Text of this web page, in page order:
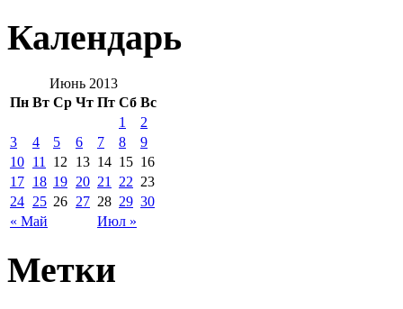
Календарь
Июнь 2013
Пн Вт Ср Чт Пт Сб Вс
« Май Июл »
1
2
3
4 5 6 7 8
9
10 11 12 13 14 15 16
17 18 19 20 21 22 23
24 25 26 27 28 29 30
Метки